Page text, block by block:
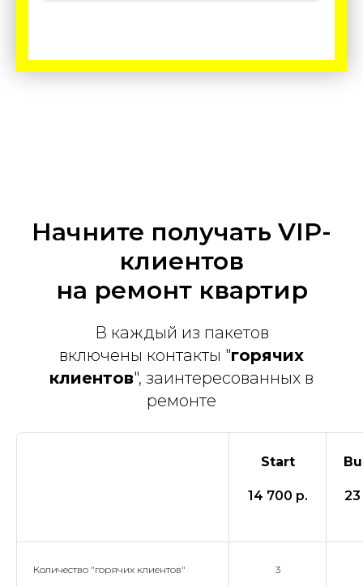
Начните получать VIP-
клиентов
на ремонт квартир
В каждый из пакетов
включены контакты "горячих
клиентов", заинтересованных в
ремонте
Start
14 700 р.
Количество "горячих клиентов" 3